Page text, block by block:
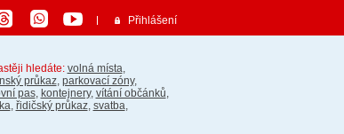
Přihlášení
hledáte: volná místa,
průkaz, parkovací zóny,
pas, kontejnery, vítání občánků,
, řidičský průkaz, svatba,